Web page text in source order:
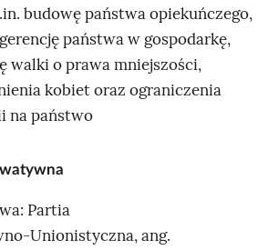
budowę państwa opiekuńczego,
państwa w gospodarkę,
walki o prawa mniejszości,
kobiet oraz ograniczenia
na państwo
Partia
ang.